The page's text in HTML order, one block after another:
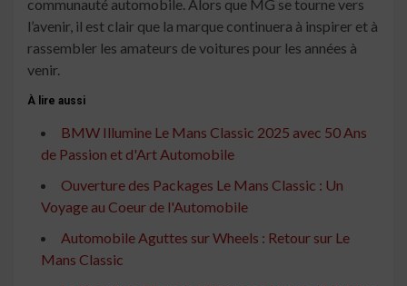
communauté automobile. Alors que MG se tourne vers
l’avenir, il est clair que la marque continuera à inspirer et à
rassembler les amateurs de voitures pour les années à
venir.
À lire aussi
BMW Illumine Le Mans Classic 2025 avec 50 Ans
de Passion et d'Art Automobile
Ouverture des Packages Le Mans Classic : Un
Voyage au Coeur de l'Automobile
Automobile Aguttes sur Wheels : Retour sur Le
Mans Classic